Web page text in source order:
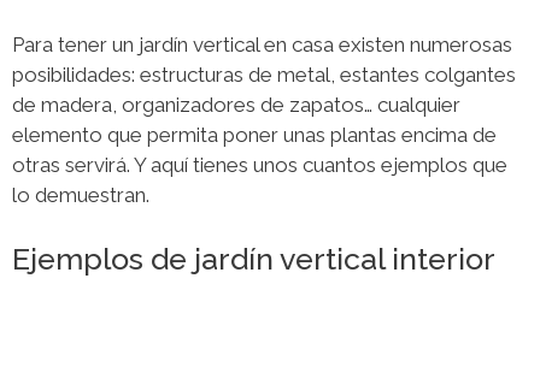
Para tener un jardín vertical en casa existen numerosas
posibilidades: estructuras de metal, estantes colgantes
de madera, organizadores de zapatos… cualquier
elemento que permita poner unas plantas encima de
otras servirá. Y aquí tienes unos cuantos ejemplos que
lo demuestran.
Ejemplos de jardín vertical interior